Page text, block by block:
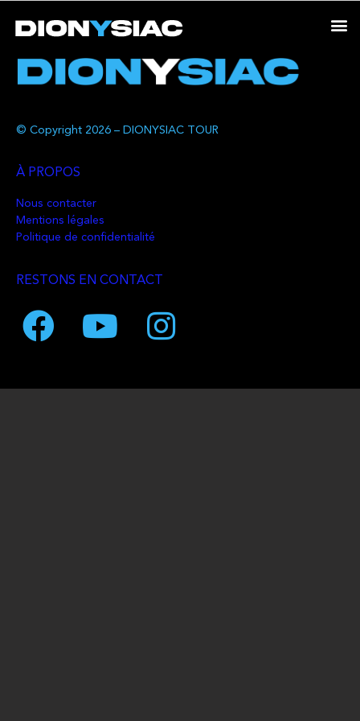
© Copyright 2026 – DIONYSIAC TOUR
À PROPOS
Nous contacter
Mentions légales
Politique de confidentialité
RESTONS EN CONTACT